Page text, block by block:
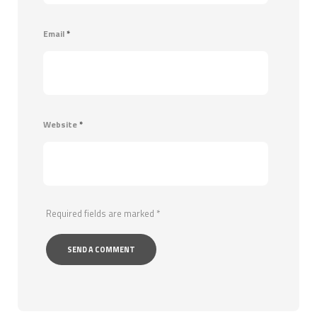
Email*
Website*
Required fields are marked *